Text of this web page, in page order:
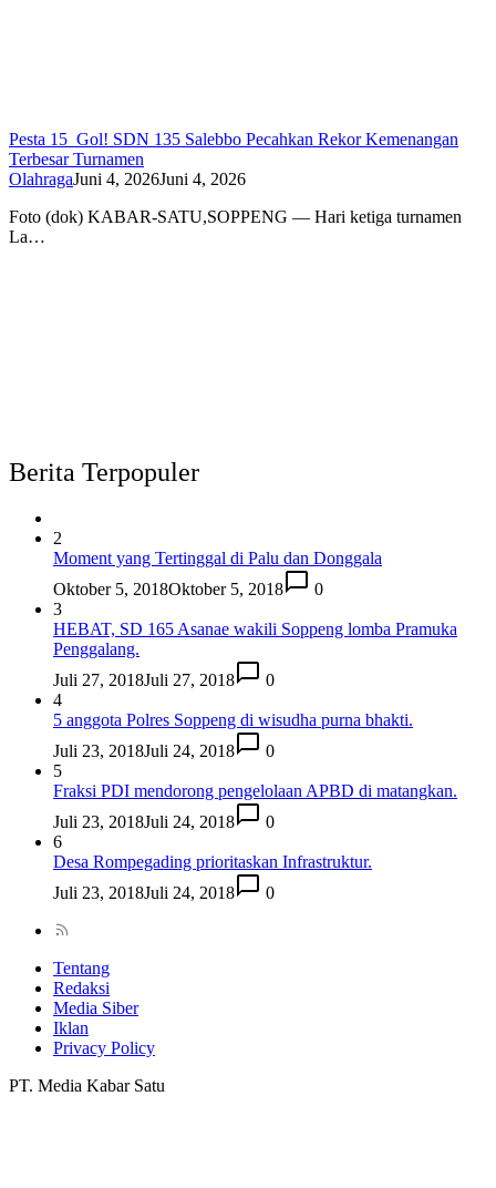
Pesta 15 Gol! SDN 135 Salebbo Pecahkan Rekor Kemenangan
Terbesar Turnamen
OlahragaJuni 4, 2026Juni 4, 2026
Foto (dok) KABAR-SATU,SOPPENG — Hari ketiga turnamen
La…
Berita Terpopuler
2
Moment yang Tertinggal di Palu dan Donggala
Oktober 5, 2018Oktober 5, 2018
0
3
HEBAT, SD 165 Asanae wakili Soppeng lomba Pramuka
Penggalang.
Juli 27, 2018Juli 27, 2018
0
4
5 anggota Polres Soppeng di wisudha purna bhakti.
Juli 23, 2018Juli 24, 2018
0
5
Fraksi PDI mendorong pengelolaan APBD di matangkan.
Juli 23, 2018Juli 24, 2018
0
6
Desa Rompegading prioritaskan Infrastruktur.
Juli 23, 2018Juli 24, 2018 0
Tentang
Redaksi
Media Siber
Iklan
Privacy Policy
PT. Media Kabar Satu